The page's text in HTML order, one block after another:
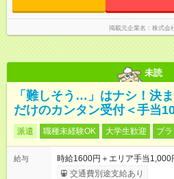
掲載元企業名 株式会
未読
「難しそう…」はナシ！決
だけのカンタン受付＜手当
派遣 職種未経験OK 大学生歓迎 ブ
給与
時給1600円＋エリア手当1,000
交通費別途支給あり